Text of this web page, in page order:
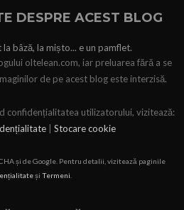
DESPRE ACEST BLOG
bâză, la mișto... e un pamflet.
oltelean.com, iar preluarea fără a se
de pe acest blog este interzisă.
confidențialitatea utilizatorului, vizitează:
| Stocare cookie
și de Google. Pentru detalii, vizitează paginile
și Termeni